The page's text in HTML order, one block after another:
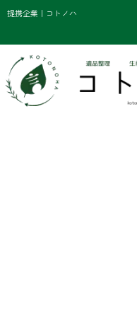
提携企業｜コトノハ